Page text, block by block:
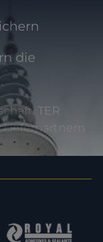
die
TER
in jeder
einer